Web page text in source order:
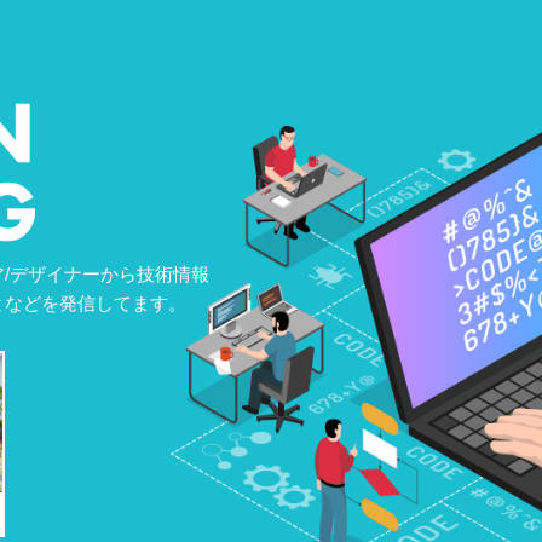
デザイナーから技術情報
どを発信してます。